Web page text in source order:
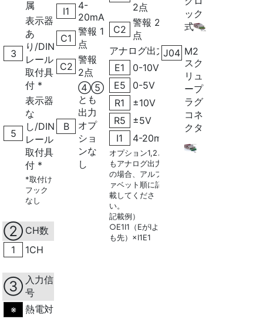
属
3
表示器
あ
り/DIN
レール
取付具
付 *
5
表示器
な
し/DIN
レール
取付具
付 *
*取付け
フック
なし
② CH数
1
1CH
③ 入力信
号
※
熱電対
I1
4-
20mA
C1
警報 1
点
C2
警報
2点
B
④⑤
とも
出力
オプ
ショ
ンな
し
2点
C2
警報 2
点
アナログ出力
E1
0-10V
E5
0-5V
R1
±10V
R5
±5V
I1
4-20mA
オプション1,2と
もアナログ出力
の場合、アルフ
ァベット順に記
載してくださ
い。
記載例）
○E1I1（EがIより
も先）×I1E1
ック
式
J04 M2
スク
リュ
ープ
ラグ
コネ
クタ